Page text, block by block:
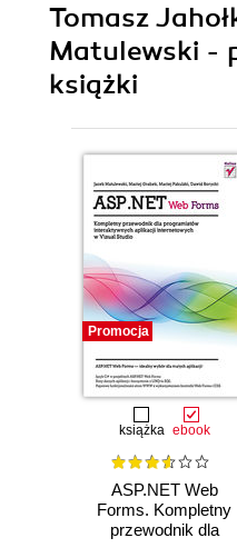
Tomasz
Matulewski -
książki
Promocja
książka ebook
ASP.NET Web
Forms. Kompletny
przewodnik dla